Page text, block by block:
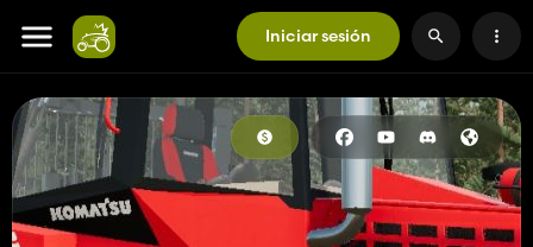
Iniciar sesión